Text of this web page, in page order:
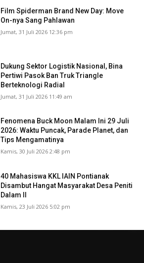
Film Spiderman Brand New Day: Move
On-nya Sang Pahlawan
Jumat, 31 Juli 2026 12:36 pm
Dukung Sektor Logistik Nasional, Bina
Pertiwi Pasok Ban Truk Triangle
Berteknologi Radial
Jumat, 31 Juli 2026 11:49 am
Fenomena Buck Moon Malam Ini 29 Juli
2026: Waktu Puncak, Parade Planet, dan
Tips Mengamatinya
Kamis, 30 Juli 2026 2:48 pm
40 Mahasiswa KKL IAIN Pontianak
Disambut Hangat Masyarakat Desa Peniti
Dalam II
Kamis, 23 Juli 2026 5:02 pm